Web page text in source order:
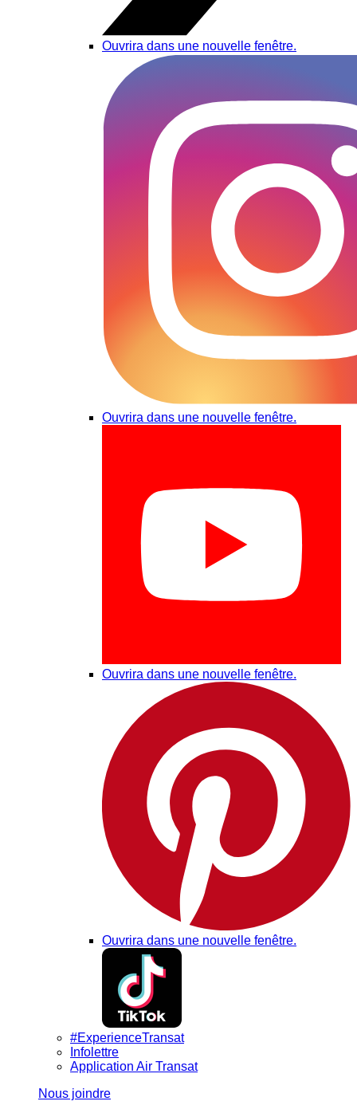
Ouvrira dans une nouvelle fenêtre.
Ouvrira dans une nouvelle fenêtre.
Ouvrira dans une nouvelle fenêtre.
Ouvrira dans une nouvelle fenêtre.
#ExperienceTransat
Infolettre
Application Air Transat
Nous joindre